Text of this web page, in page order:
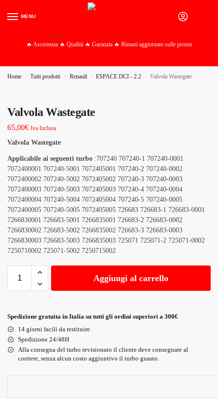
MENU
🔥 Assistenza 🔥 Qualità 🔥 Garanzia 🔥 Rimani aggiornato sulle promo
Home / Tutti prodotti / Renault / ESPACE DCI - 2.2 / Valvola Wastegate
Valvola Wastegate
65,00€ Iva Inclusa
Valvola Wastegate
Applicabile ai seguenti turbo :707240 707240-1 707240-0001
7072400001 707240-5001 7072405001 707240-2 707240-0002
7072400002 707240-5002 7072405002 707240-3 707240-0003
7072400003 707240-5003 7072405003 707240-4 707240-0004
7072400004 707240-5004 7072405004 707240-5 707240-0005
7072400005 707240-5005 7072405005 726683 726683-1 726683-0001
7266830001 726683-5001 7266835001 726683-2 726683-0002
7266830002 726683-5002 7266835002 726683-3 726683-0003
7266830003 726683-5003 7266835003 725071 725071-2 725071-0002
7250710002 725071-5002 7250715002
Aggiungi al carrello
Spedizione gratuita in Italia su tutti gli ordini superiori a 300€
14 giorni facili da restituire
Spedizione 24/48H
Alla consegna del turbo revisionato il cliente deve consegnare al
corriere, senza alcun costo aggiuntivo il turbo guasto.